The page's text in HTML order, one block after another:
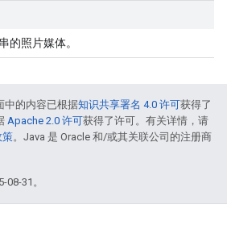
的照片媒体。
中的内容已根据知识共享署名 4.0 许可获得了
Apache 2.0 许可获得了许可。有关详情，请
策。Java 是 Oracle 和/或其关联公司的注册商
08-31。